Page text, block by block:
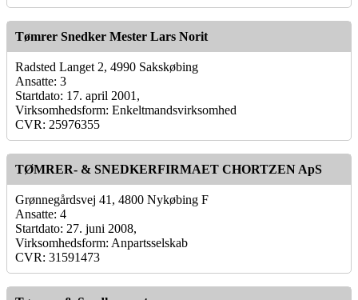
Tømrer Snedker Mester Lars Norit
Radsted Langet 2, 4990 Sakskøbing
Ansatte: 3
Startdato: 17. april 2001,
Virksomhedsform: Enkeltmandsvirksomhed
CVR: 25976355
TØMRER- & SNEDKERFIRMAET CHORTZEN ApS
Grønnegårdsvej 41, 4800 Nykøbing F
Ansatte: 4
Startdato: 27. juni 2008,
Virksomhedsform: Anpartsselskab
CVR: 31591473